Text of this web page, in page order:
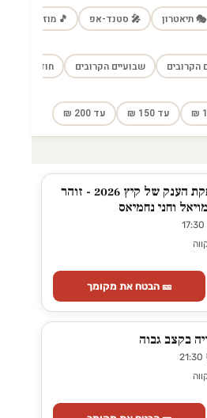
🎭 תיאטרון 🎤 סטנד-אפ 🎵 מוזיקה
שבועיים הקרובים חודש הקרוב
עד 150 ₪ עד 200 ₪
בת הים הקטנה - הפקת הענק של קיץ 2026 - זוהר
וחני נחמיאס
🎫 הבטח את מקומך
בקצב גבוה